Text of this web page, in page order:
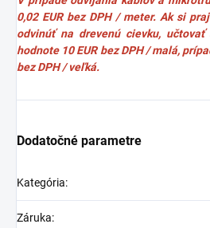
0,02 EUR bez DPH / meter. Ak si
odvinúť na drevenú cievku,
hodnote 10 EUR bez DPH / malá,
bez DPH / veľká.
Dodatočné parametre
Kategória:
Záruka: